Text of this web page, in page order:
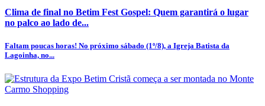
Clima de final no Betim Fest Gospel: Quem garantirá o lugar
no palco ao lado de...
Faltam poucas horas! No próximo sábado (1º/8), a Igreja Batista da
Lagoinha, no...